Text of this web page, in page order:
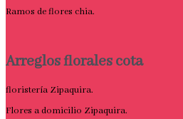
Ramos de flores chia.
Arreglos florales cota
floristería Zipaquira.
Flores a domicilio Zipaquira.